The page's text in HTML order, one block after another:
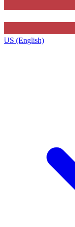
US (English)